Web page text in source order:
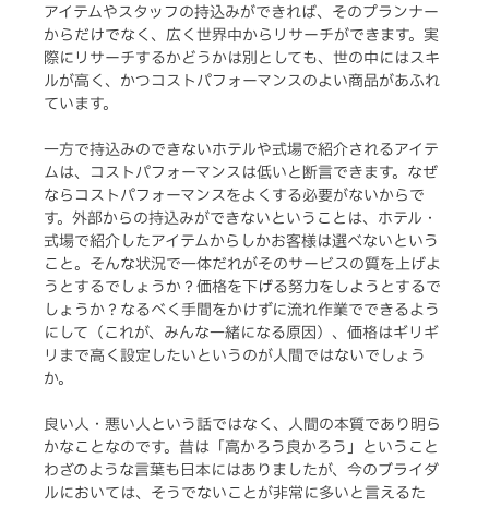
アイテムやスタッフの持込みができれば、そのプランナー
からだけでなく、広く世界中からリサーチができます。実
際にリサーチするかどうかは別としても、世の中にはスキ
ルが高く、かつコストパフォーマンスのよい商品があふれ
ています。
一方で持込みのできないホテルや式場で紹介されるアイテ
ムは、コストパフォーマンスは低いと断言できます。なぜ
ならコストパフォーマンスをよくする必要がないからで
す。外部からの持込みができないということは、ホテル・
式場で紹介したアイテムからしかお客様は選べないという
こと。そんな状況で一体だれがそのサービスの質を上げよ
うとするでしょうか？価格を下げる努力をしようとするで
しょうか？なるべく手間をかけずに流れ作業でできるよう
にして（これが、みんな一緒になる原因）、価格はギリギ
リまで高く設定したいというのが人間ではないでしょう
か。
良い人・悪い人という話ではなく、人間の本質であり明ら
かなことなのです。昔は「高かろう良かろう」ということ
わざのような言葉も日本にはありましたが、今のブライダ
ルにおいては、そうでないことが非常に多いと言えるた